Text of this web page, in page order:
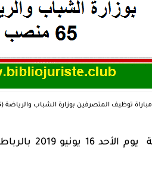
مباراة توظيف المتصرفين بوزارة الشباب والرياضة (65 منصب)